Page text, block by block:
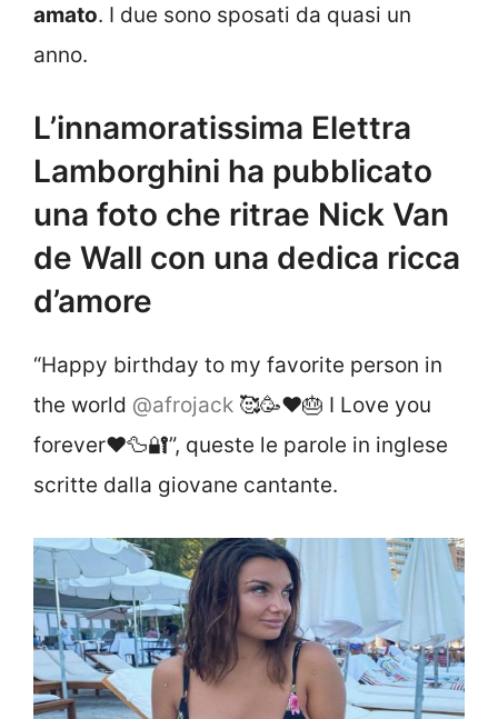
amato. I due sono sposati da quasi un
anno.
L’innamoratissima Elettra
Lamborghini ha pubblicato
una foto che ritrae Nick Van
de Wall con una dedica ricca
d’amore
“Happy birthday to my favorite person in
the world @afrojack 🥰🥳❤️🎂 I Love you
forever❤️🦆🔐”, queste le parole in inglese
scritte dalla giovane cantante.